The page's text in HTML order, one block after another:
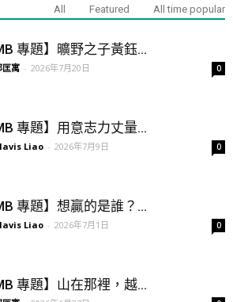
All Featured All time popular
專題】曠野之子黃鈺...
匡寓 - 2026年7月20日 0
專題】用意志力丈量...
Liao - 2026年7月9日 0
專題】想贏的是誰？...
Liao - 2026年7月1日 0
專題】山在那裡，越...